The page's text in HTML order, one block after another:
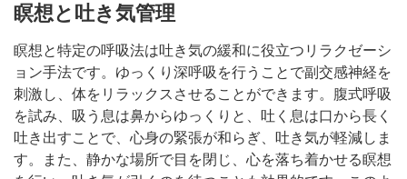
瞑想と吐き気管理
瞑想と特定の呼吸法は吐き気の緩和に役立つリラクゼーシ
ョン手法です。ゆっくり深呼吸を行うことで副交感神経を
刺激し、体をリラックスさせることができます。腹式呼吸
を試み、吸う息は鼻からゆっくりと、吐く息は口から長く
吐き出すことで、心身の緊張が和らぎ、吐き気が軽減しま
す。また、静かな場所で目を閉じ、心を落ち着かせる瞑想